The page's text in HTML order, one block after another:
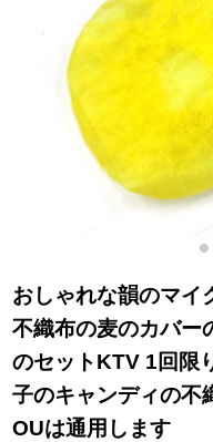
おしゃれな韻のマイ
不織布の麦のカバー
のセットKTV 1回限
子のキャンディの不
OUは通用します